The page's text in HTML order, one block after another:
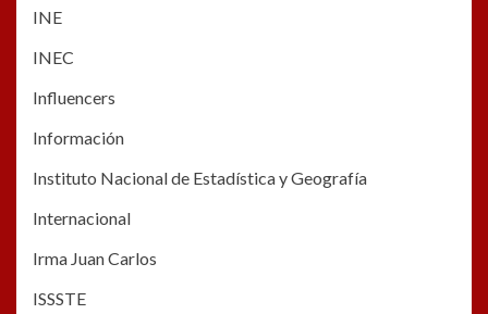
INE
INEC
Influencers
Información
Instituto Nacional de Estadística y Geografía
Internacional
Irma Juan Carlos
ISSSTE